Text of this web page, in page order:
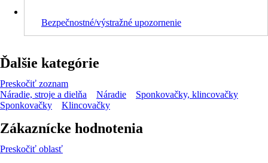
Bezpečnostné/výstražné upozornenie
Ďalšie kategórie
Preskočiť zoznam
Náradie, stroje a dielňa
Náradie
Sponkovačky, klincovačky
Sponkovačky
Klincovačky
Zákaznícke hodnotenia
Preskočiť oblasť